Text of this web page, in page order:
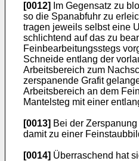
[0012]
Im Gegensatz zu
so die Spanabfuhr zu
tragen jeweils selbst eine
schlichtend auf das zu
Feinbearbeitungsstegs
Schneide entlang der
Arbeitsbereich zum
zerspanende Grafit
Arbeitsbereich an dem
Mantelsteg mit einer
[0013] Bei der
damit zu einer
[0014] Überraschend hat